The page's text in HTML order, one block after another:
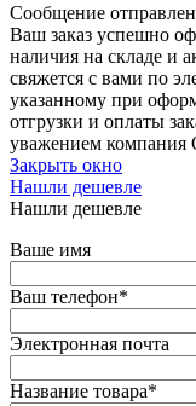
Сообщение
Ваш заказ успешно
наличия на складе и
свяжется с вами по
указанному при
отгрузки и оплаты
уважением
Закрыть окно
Нашли дешевле
Нашли дешевле
Ваше имя
Ваш телефон*
Электронная почта
Название товара*